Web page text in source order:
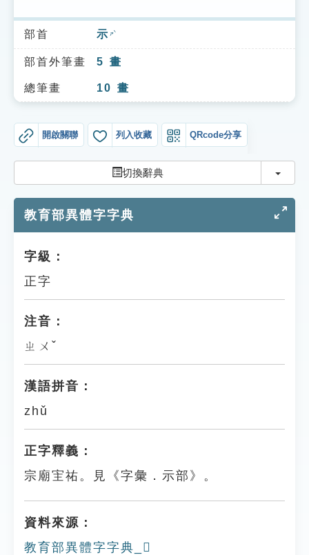
索引選單
知識索引
單字索引
貓頭鷹博士
部首 示 ㄕˋ
部首外筆畫 5 畫
總筆畫 10 畫
開啟關聯 列入收藏 QRcode分享
切換辭典 切換
教育部異體字字典
字級：
正字
注音：
ㄓㄨˇ
漢語拼音：
zhǔ
正字釋義：
宗廟宔祐。見《字彙．示部》。
資料來源：
教育部異體字字典_𥘭